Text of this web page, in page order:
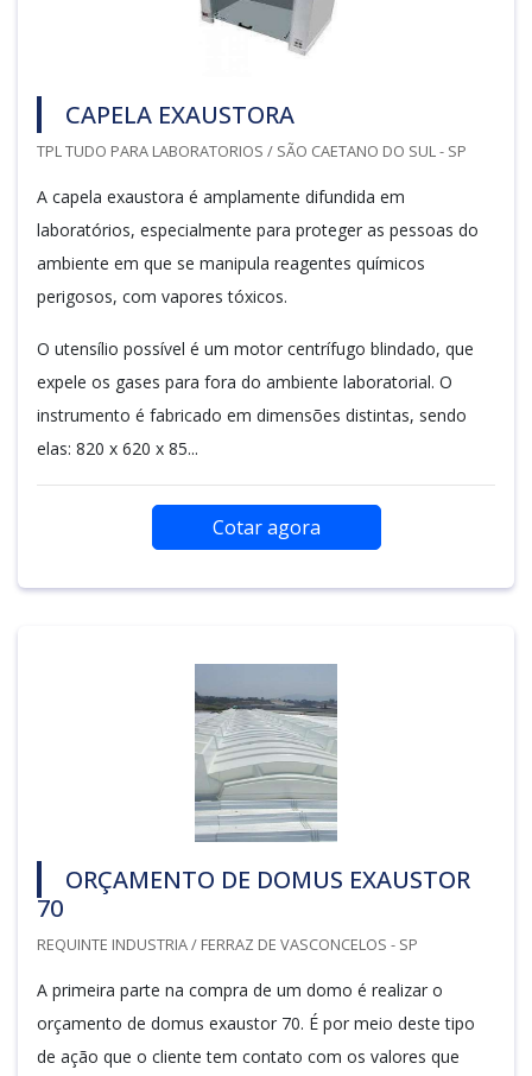
CAPELA EXAUSTORA
TPL TUDO PARA LABORATORIOS / SÃO CAETANO DO SUL - SP
A capela exaustora é amplamente difundida em
laboratórios, especialmente para proteger as pessoas do
ambiente em que se manipula reagentes químicos
perigosos, com vapores tóxicos.
O utensílio possível é um motor centrífugo blindado, que
expele os gases para fora do ambiente laboratorial. O
instrumento é fabricado em dimensões distintas, sendo
elas: 820 x 620 x 85...
Cotar agora
ORÇAMENTO DE DOMUS EXAUSTOR
70
REQUINTE INDUSTRIA / FERRAZ DE VASCONCELOS - SP
A primeira parte na compra de um domo é realizar o
orçamento de domus exaustor 70. É por meio deste tipo
de ação que o cliente tem contato com os valores que